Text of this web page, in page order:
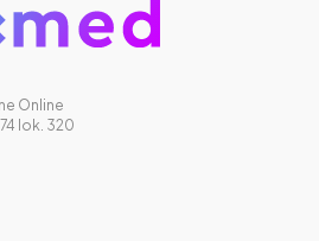
Online
lok. 320